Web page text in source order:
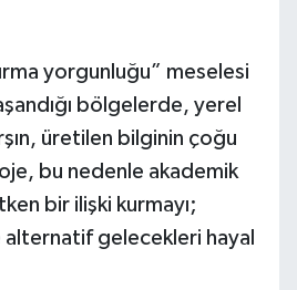
yorgunluğu” meselesi
bölgelerde, yerel
üretilen bilginin çoğu
bu nedenle akademik
bir ilişki kurmayı;
alternatif gelecekleri hayal